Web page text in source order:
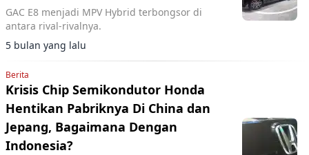
GAC E8 menjadi MPV Hybrid terbongsor di
antara rival-rivalnya.
5 bulan yang lalu
Berita
Krisis Chip Semikondutor Honda
Hentikan Pabriknya Di China dan
Jepang, Bagaimana Dengan
Indonesia?